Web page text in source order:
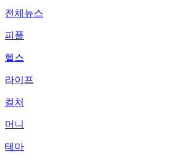
전체뉴스
피플
헬스
라이프
컬처
머니
테마